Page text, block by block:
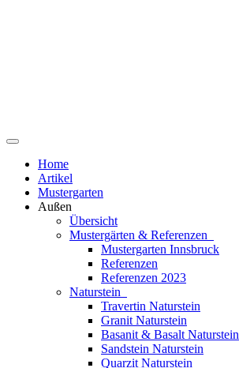
Home
Artikel
Mustergarten
Außen
Übersicht
Mustergärten & Referenzen
Mustergarten Innsbruck
Referenzen
Referenzen 2023
Naturstein
Travertin Naturstein
Granit Naturstein
Basanit & Basalt Naturstein
Sandstein Naturstein
Quarzit Naturstein